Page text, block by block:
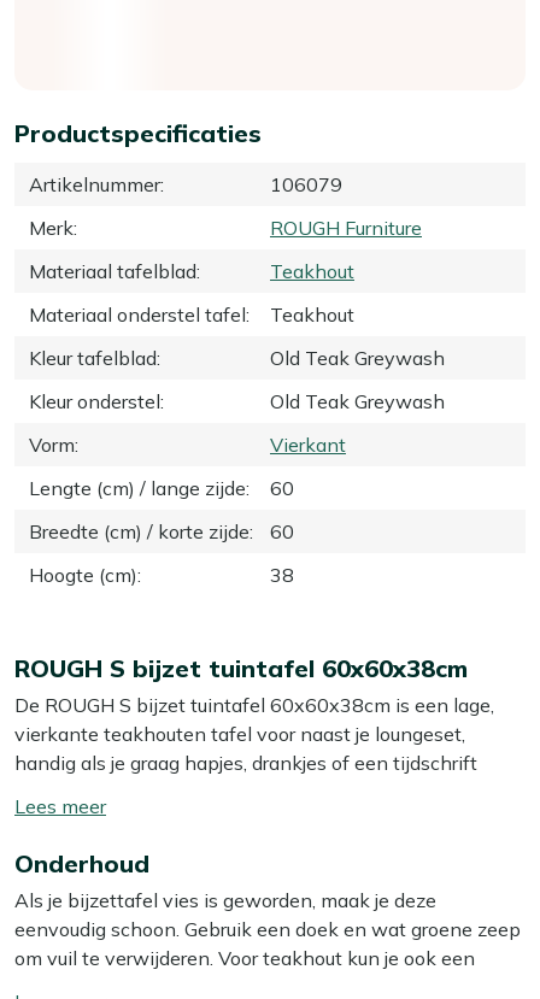
Productspecificaties
Artikelnummer:
106079
Merk:
ROUGH Furniture
Materiaal tafelblad:
Teakhout
Materiaal onderstel tafel:
Teakhout
Kleur tafelblad:
Old Teak Greywash
Kleur onderstel:
Old Teak Greywash
Vorm:
Vierkant
Lengte (cm) / lange zijde:
60
Breedte (cm) / korte zijde:
60
Hoogte (cm): 38
ROUGH S bijzet tuintafel 60x60x38cm
De ROUGH S bijzet tuintafel 60x60x38cm is een lage,
vierkante teakhouten tafel voor naast je loungeset,
handig als je graag hapjes, drankjes of een tijdschrift
van 60x60 cm schuif je hem makkelijk bij je loungeset of
cm sluit goed aan bij de meeste loungebanken, zodat je
niet hoeft te rekken om bij je glas te komen. De kleur old
teak greywash geeft een rustige, doorleefde houtlook die
makkelijk te combineren is met andere kleuren op je
terras. Zorg wel dat je de tafel op een vlakke ondergrond
Toon/verberg
meer
Onderhoud
Als je bijzettafel vies is geworden, maak je deze
eenvoudig schoon. Gebruik een doek en wat groene zeep
om vuil te verwijderen. Voor teakhout kun je ook een